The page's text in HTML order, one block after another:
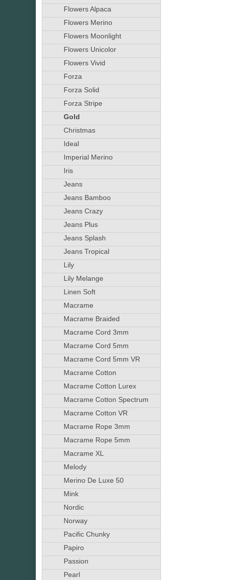
Flowers Alpaca
Flowers Merino
Flowers Moonlight
Flowers Unicolor
Flowers Vivid
Forza
Forza Solid
Forza Stripe
Gold
Christmas
Ideal
Imperial Merino
Iris
Jeans
Jeans Bamboo
Jeans Crazy
Jeans Plus
Jeans Splash
Jeans Tropical
Lily
Lily Melange
Linen Soft
Macrame
Macrame Braided
Macrame Cord 3mm
Macrame Cord 5mm
Macrame Cord 5mm VR
Macrame Cotton
Macrame Cotton Lurex
Macrame Cotton Spectrum
Macrame Cotton VR
Macrame Rope 3mm
Macrame Rope 5mm
Macrame XL
Melody
Merino De Luxe 50
Mink
Nordic
Norway
Pacific Chunky
Papiro
Passion
Pearl